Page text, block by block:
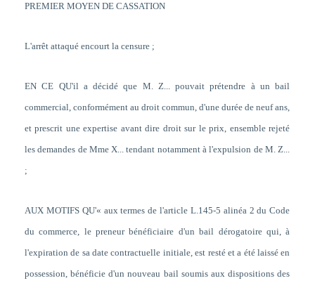
PREMIER MOYEN DE CASSATION
L'arrêt attaqué encourt la censure ;
EN CE QU'il a décidé que M. Z... pouvait prétendre à un bail
commercial, conformément au droit commun, d'une durée de neuf ans,
et prescrit une expertise avant dire droit sur le prix, ensemble rejeté
les demandes de Mme X... tendant notamment à l'expulsion de M. Z...
;
AUX MOTIFS QU'« aux termes de l'article L.145-5 alinéa 2 du Code
du commerce, le preneur bénéficiaire d'un bail dérogatoire qui, à
l'expiration de sa date contractuelle initiale, est resté et a été laissé en
possession, bénéficie d'un nouveau bail soumis aux dispositions des